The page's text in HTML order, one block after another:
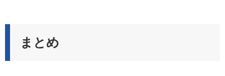
まとめ